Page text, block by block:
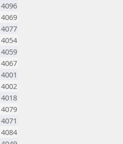
4096
4069
4077
4054
4059
4067
4001
4002
4018
4079
4071
4084